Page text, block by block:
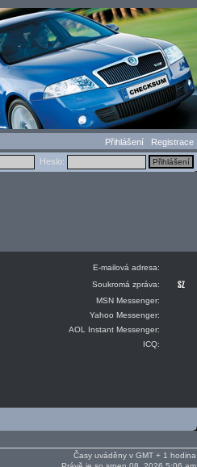
Přihlášení
Registrace
Heslo:
E-mailová adresa:
Soukromá zpráva:
MSN Messenger:
Yahoo Messenger:
AOL Instant Messenger:
ICQ:
Časy uváděny v GMT + 1 hodina